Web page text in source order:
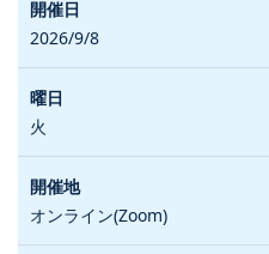
2026/9/8
火
オンライン(Zoom)